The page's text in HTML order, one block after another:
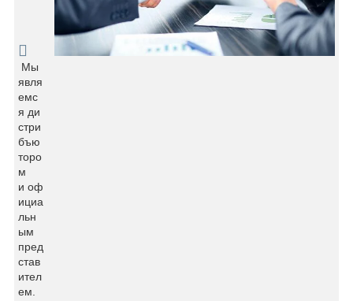
Мы
явля
емс
я ди
стри
бъю
торо
м
и оф
ициа
льн
ым
пред
став
ител
ем.